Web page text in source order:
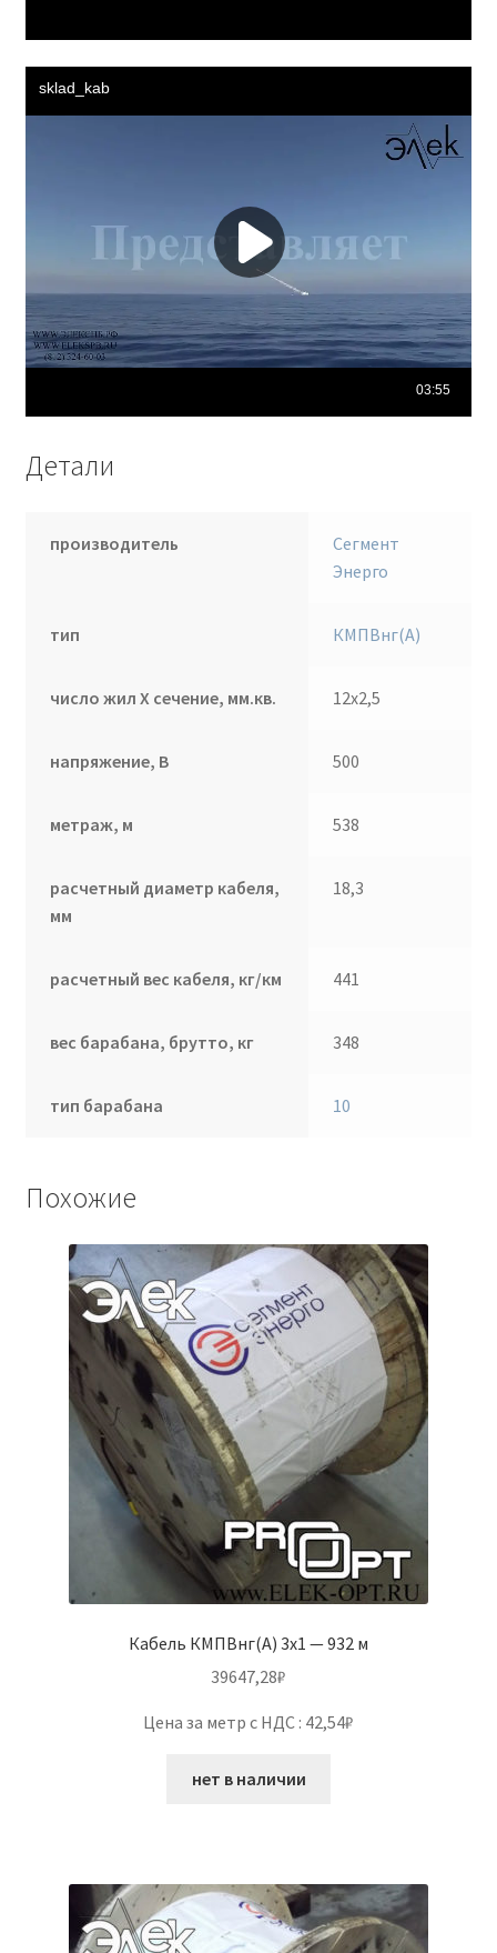
Детали
производитель
Сегмент
Энерго
тип КМПВнг(А)
число жил Х сечение, мм.кв. 12х2,5
напряжение, В 500
метраж, м 538
расчетный диаметр кабеля,
мм
18,3
расчетный вес кабеля, кг/км 441
вес барабана, брутто, кг 348
тип барабана 10
Похожие
Кабель КМПВнг(А) 3х1 — 932 м
39647,28₽
Цена за метр с НДС : 42,54₽
нет в наличии